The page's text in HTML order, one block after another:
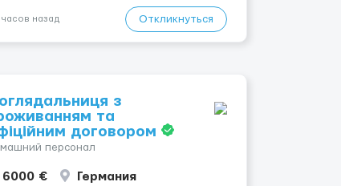
стержней. - Заливка бетона. -
опалубки после за...
назад Откликнуться
з
та
договором
персонал
6000 € Германия